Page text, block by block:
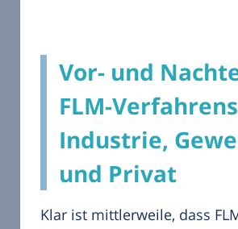
Vor- und
FLM-
Industrie,
und Privat
Klar ist mittlerweile, dass